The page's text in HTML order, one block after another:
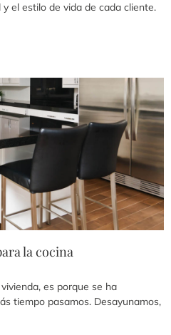
el estilo de vida de cada cliente.
la cocina
es porque se ha
tiempo pasamos. Desayunamos,